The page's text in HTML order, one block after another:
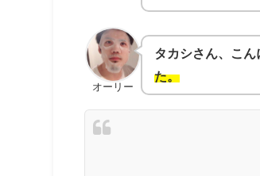
オーリー
タカシさん、こん
た。